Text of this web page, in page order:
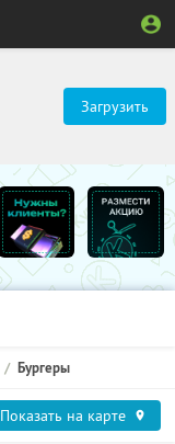
Загрузить
Бургеры
Показать на карте